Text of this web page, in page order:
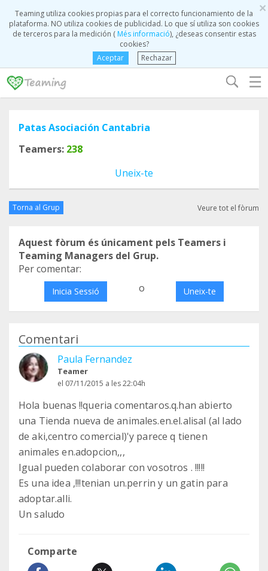
×
Teaming utiliza cookies propias para el correcto funcionamiento de la
plataforma. NO utiliza cookies de publicidad. Lo que sí utiliza son cookies
de terceros para la medición (Més informació), ¿deseas consentir estas
cookies?
Aceptar
Rechazar
☰
Patas Asociación Cantabria
Teamers: 238
Uneix-te
Torna al Grup Veure tot el fòrum
Aquest fòrum és únicament pels Teamers i
Teaming Managers del Grup.
Per comentar:
Inicia Sessió o Uneix-te
Comentari
Paula Fernandez
Teamer
el 07/11/2015 a les 22:04h
Hola buenas !!queria comentaros.q.han abierto
una Tienda nueva de animales.en.el.alisal (al lado
de aki,centro comercial)'y parece q tienen
animales en.adopcion,,,
Igual pueden colaborar con vosotros . !!!!!
Es una idea ,!!!tenian un.perrin y un gatin para
adoptar.alli.
Un saludo
Comparte